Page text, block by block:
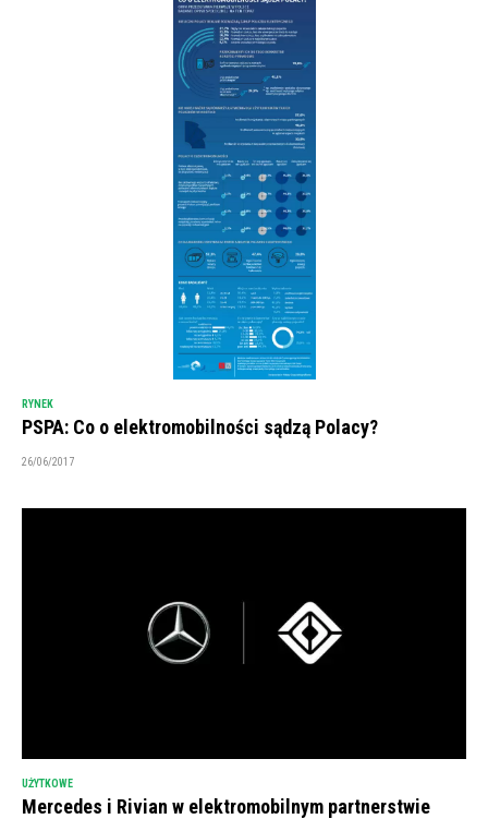
RYNEK
PSPA: Co o elektromobilności sądzą Polacy?
26/06/2017
UŻYTKOWE
Mercedes i Rivian w elektromobilnym partnerstwie